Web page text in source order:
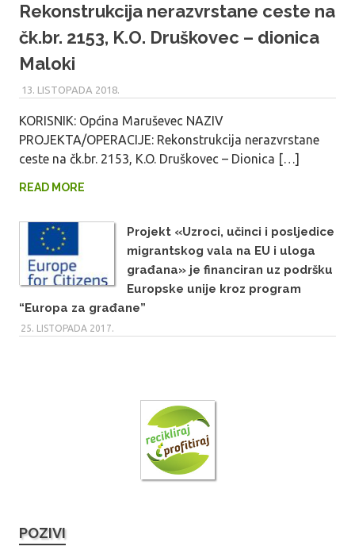
Rekonstrukcija nerazvrstane ceste na
čk.br. 2153, K.O. Druškovec – dionica
Maloki
13. LISTOPADA 2018.
KORISNIK: Općina Maruševec NAZIV
PROJEKTA/OPERACIJE: Rekonstrukcija nerazvrstane
ceste na čk.br. 2153, K.O. Druškovec – Dionica […]
READ MORE
Projekt «Uzroci, učinci i posljedice
migrantskog vala na EU i uloga
građana» je financiran uz podršku
Europske unije kroz program
“Europa za građane”
25. LISTOPADA 2017.
POZIVI